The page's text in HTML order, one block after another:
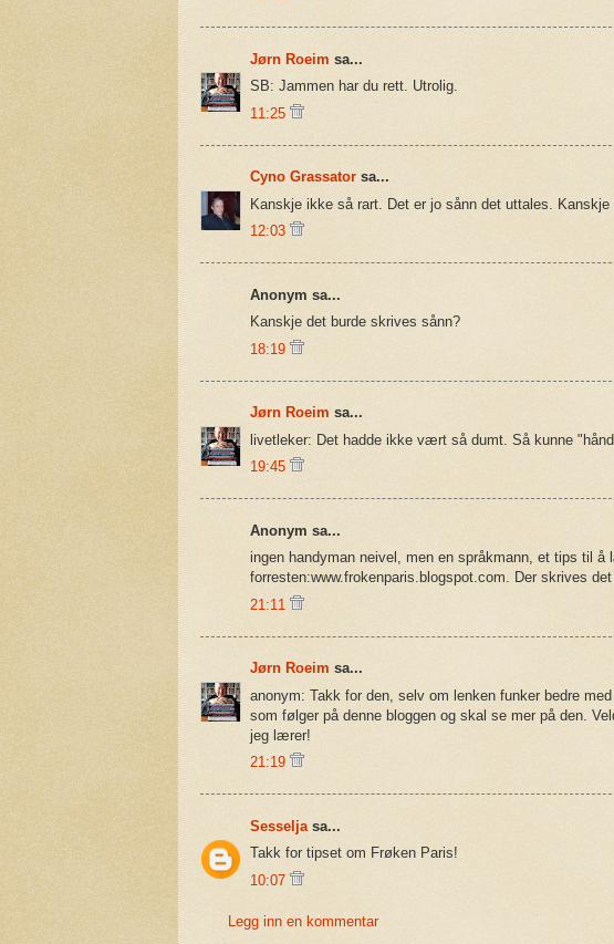
Jørn Roeim sa...
SB: Jammen har du rett. Utrolig.
11:25
Cyno Grassatorsa...
Kanskje ikke så rart. Det er jo sånn det uttales.
12:03
Anonym sa...
Kanskje det burde skrives sånn?
18:19
Jørn Roeim sa...
livetleker: Det hadde ikke vært så dumt. Så kunne
19:45
Anonym sa...
ingen handyman neivel, men en språkmann, et tips til å
forresten:www.frokenparis.blogspot.com. Der skrives
21:11
Jørn Roeim sa...
anonym: Takk for den, selv om lenken funker bedre
som følger på denne bloggen og skal se mer på den.
jeg lærer!
21:19
Sesseljasa...
Takk for tipset om Frøken Paris!
10:07
Legg inn en kommentar